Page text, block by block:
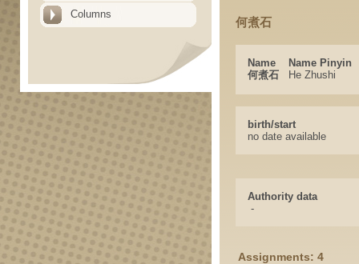
Columns
何煮石
Name
Name Pinyin
何煮石
He Zhushi
birth/start
no date available
Authority data
-
Assignments: 4